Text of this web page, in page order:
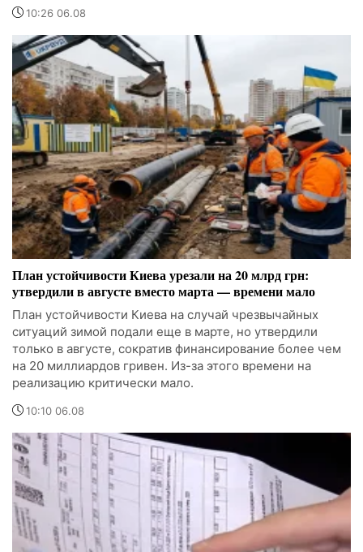
10:26 06.08
План устойчивости Киева урезали на 20 млрд грн:
утвердили в августе вместо марта — времени мало
План устойчивости Киева на случай чрезвычайных
ситуаций зимой подали еще в марте, но утвердили
только в августе, сократив финансирование более чем
на 20 миллиардов гривен. Из-за этого времени на
реализацию критически мало.
10:10 06.08